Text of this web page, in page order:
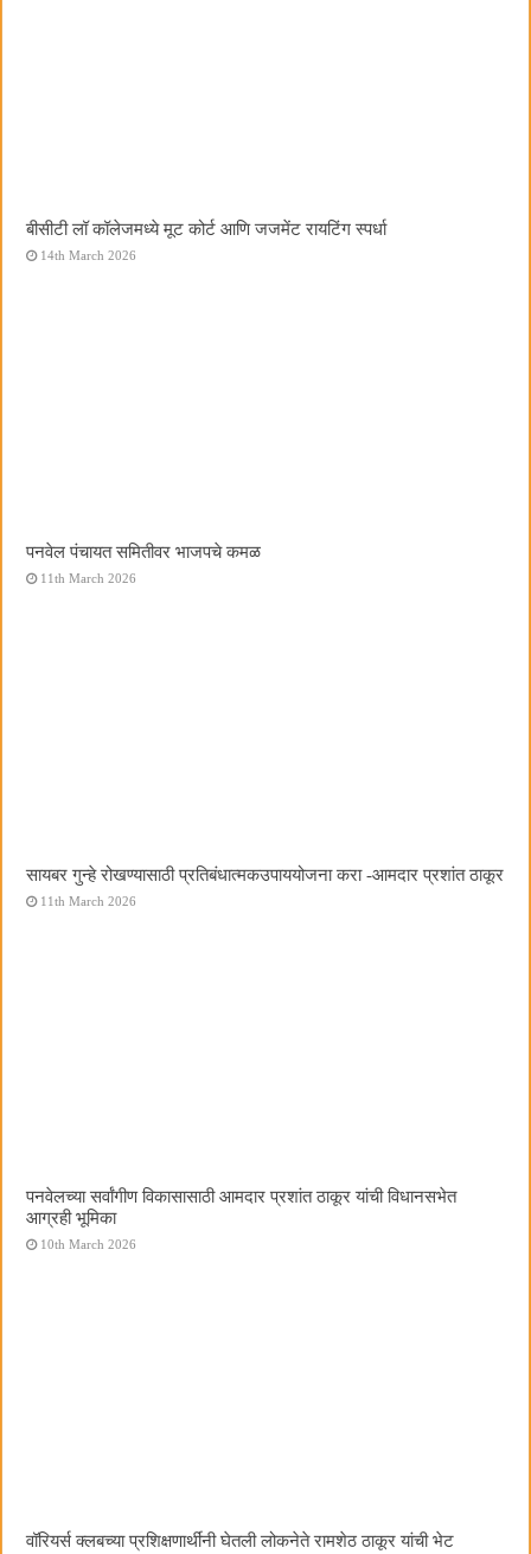
बीसीटी लॉ कॉलेजमध्ये मूट कोर्ट आणि जजमेंट रायटिंग स्पर्धा
14th March 2026
पनवेल पंचायत समितीवर भाजपचे कमळ
11th March 2026
सायबर गुन्हे रोखण्यासाठी प्रतिबंधात्मकउपाययोजना करा -आमदार प्रशांत ठाकूर
11th March 2026
पनवेलच्या सर्वांगीण विकासासाठी आमदार प्रशांत ठाकूर यांची विधानसभेत
आग्रही भूमिका
10th March 2026
वॉरियर्स क्लबच्या प्रशिक्षणार्थींनी घेतली लोकनेते रामशेठ ठाकूर यांची भेट